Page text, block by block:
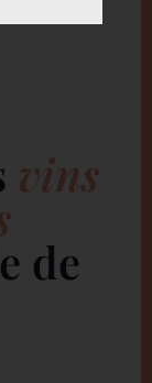
vins
de